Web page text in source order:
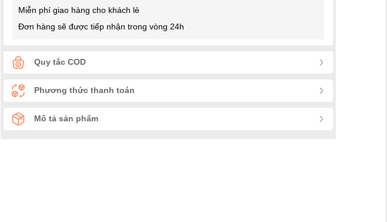
Miễn phí giao hàng cho khách lẻ
Đơn hàng sẽ được tiếp nhận trong vòng 24h
Quy tắc COD
Phương thức thanh toán
Mô tả sản phẩm